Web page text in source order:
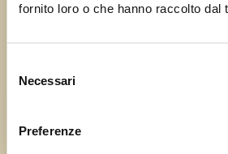
fornito loro o che hanno raccolto
delNecessari
Preferenze
Capisco che i miei dati